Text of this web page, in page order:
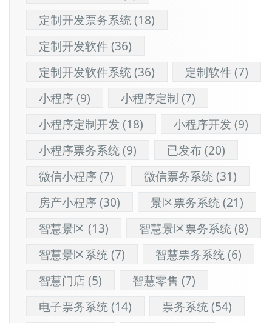
定制开发票务系统(18)
定制开发软件(36)
定制开发软件系统(36) 定制软件(7)
小程序(9) 小程序定制 (7)
小程序定制开发 (18) 小程序开发 (9)
小程序票务系统(9) 已发布(20)
微信小程序(7) 微信票务系统(31)
房产小程序(30) 景区票务系统(21)
智慧景区 (13) 智慧景区票务系统(8)
智慧景区系统(7) 智慧票务系统(6)
智慧门店(5) 智慧零售 (7)
电子票务系统(14) 票务系统(54)